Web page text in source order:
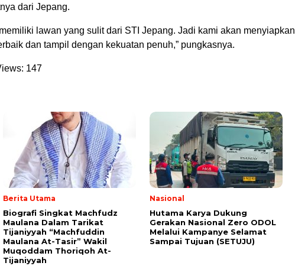
dari Jepang.
lawan yang sulit dari STI Jepang. Jadi kami akan menyiapkan
dan tampil dengan kekuatan penuh,” pungkasnya.
147
Berita Utama
Biografi Singkat Machfudz
Maulana Dalam Tarikat
Tijaniyyah “Machfuddin
Maulana At-Tasir” Wakil
Muqoddam Thoriqoh At-
Tijaniyyah
Nasional
Hutama Karya Dukung
Gerakan Nasional Zero ODOL
Melalui Kampanye Selamat
Sampai Tujuan (SETUJU)